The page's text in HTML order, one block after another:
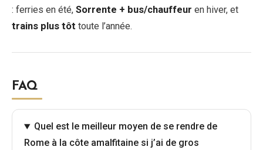
: ferries en été, Sorrente + bus/chauffeur en hiver, et
trains plus tôt toute l’année.
FAQ
Quel est le meilleur moyen de se rendre de
Rome à la côte amalfitaine si j’ai de gros